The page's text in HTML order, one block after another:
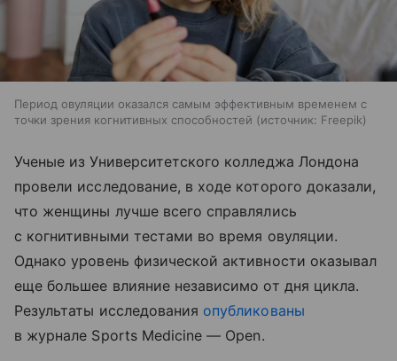
Период овуляции оказался самым эффективным временем с
точки зрения когнитивных способностей
источник: Freepik
Ученые из Университетского колледжа Лондона
провели исследование, в ходе которого доказали,
что женщины лучше всего справлялись
с когнитивными тестами во время овуляции.
Однако уровень физической активности оказывал
еще большее влияние независимо от дня цикла.
Результаты исследования опубликованы
в журнале Sports Medicine — Open.